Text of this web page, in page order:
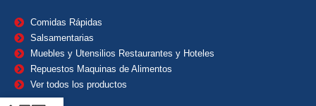
Comidas Rápidas
Salsamentarias
Muebles y Utensilios Restaurantes y Hoteles
Repuestos Maquinas de Alimentos
Ver todos los productos